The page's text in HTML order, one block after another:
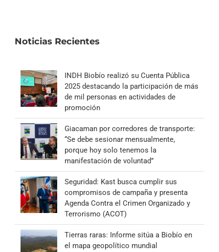
Noticias Recientes
INDH Biobío realizó su Cuenta Pública
2025 destacando la participación de más
de mil personas en actividades de
promoción
Giacaman por corredores de transporte:
“Se debe sesionar mensualmente,
porque hoy solo tenemos la
manifestación de voluntad”
Seguridad: Kast busca cumplir sus
compromisos de campaña y presenta
Agenda Contra el Crimen Organizado y
Terrorismo (ACOT)
Tierras raras: Informe sitúa a Biobío en
el mapa geopolítico mundial